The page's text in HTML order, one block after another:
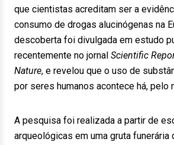
que cientistas acreditam ser a
consumo de drogas alucinógenas na
descoberta foi divulgada em estudo
recentemente no jornal Scientific
Nature, e revelou que o uso de
por seres humanos acontece há, pelo
A pesquisa foi realizada a partir de
arqueológicas em uma gruta funerária